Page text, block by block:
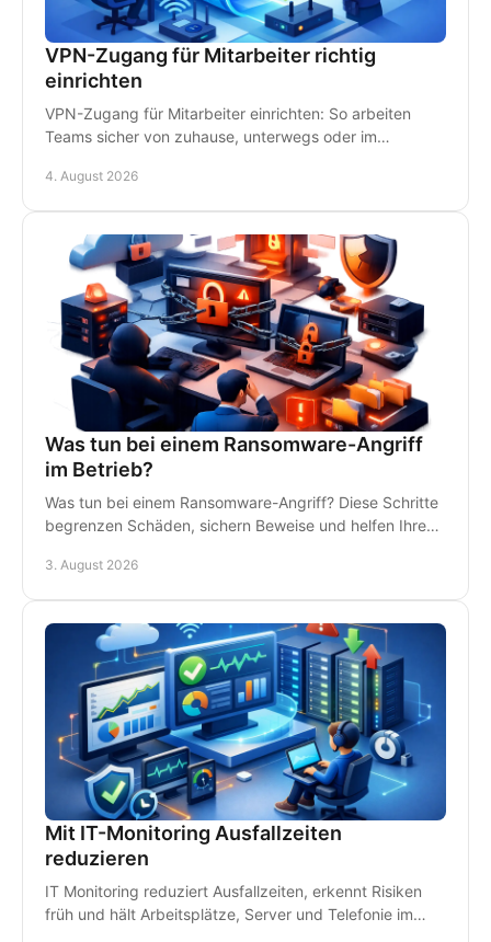
VPN-Zugang für Mitarbeiter richtig
einrichten
VPN-Zugang für Mitarbeiter einrichten: So arbeiten
Teams sicher von zuhause, unterwegs oder im
Support.
4. August 2026
Was tun bei einem Ransomware-Angriff
im Betrieb?
Was tun bei einem Ransomware-Angriff? Diese Schritte
begrenzen Schäden, sichern Beweise und helfen Ihrem
3. August 2026
Mit IT-Monitoring Ausfallzeiten
reduzieren
IT Monitoring reduziert Ausfallzeiten, erkennt Risiken
früh und hält Arbeitsplätze, Server und Telefonie im